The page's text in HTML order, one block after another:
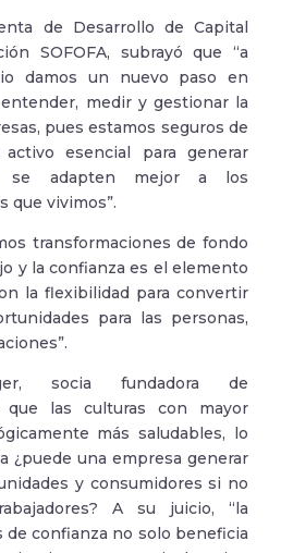
de Desarrollo de Capital
SOFOFA, subrayó que “a
damos un nuevo paso en
medir y gestionar la
pues estamos seguros de
esencial para generar
se adapten mejor a los
que vivimos”.
transformaciones de fondo
y la confianza es el elemento
la flexibilidad para convertir
para las personas,
socia fundadora de
que las culturas con mayor
más saludables, lo
¿puede una empresa generar
y consumidores si no
A su juicio, “la
confianza no solo beneficia